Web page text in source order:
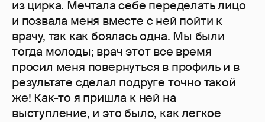
из цирка. Мечтала себе переделать лицо
и позвала меня вместе с ней пойти к
врачу, так как боялась одна. Мы были
тогда молоды; врач этот все время
просил меня повернуться в профиль и в
результате сделал подруге точно такой
же! Как-то я пришла к ней на
выступление, и это было, как легкое